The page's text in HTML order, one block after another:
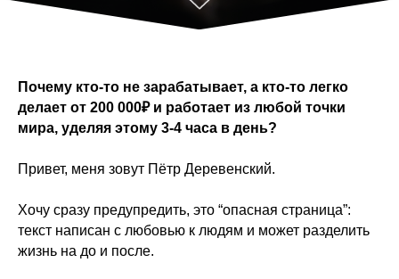
Почему кто-то не зарабатывает, а кто-то легко
делает от 200 000₽ и работает из любой точки
мира, уделяя этому 3-4 часа в день?
Привет, меня зовут Пётр Деревенский.
Хочу сразу предупредить, это “опасная страница”:
текст написан с любовью к людям и может разделить
жизнь на до и после.